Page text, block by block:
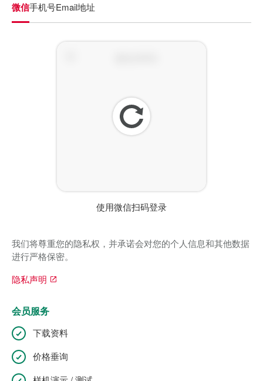
微信手机号Email地址
使用微信扫码登录
刷
新
我们将尊重您的隐私权，并承诺会对您的个人信息和其他数据
进行严格保密。
隐私声明
会员服务
下载资料
价格垂询